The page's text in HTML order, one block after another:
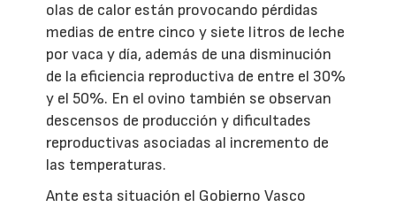
olas de calor están provocando pérdidas
medias de entre cinco y siete litros de leche
por vaca y día, además de una disminución
de la eficiencia reproductiva de entre el 30%
y el 50%. En el ovino también se observan
descensos de producción y dificultades
reproductivas asociadas al incremento de
las temperaturas.
Ante esta situación el Gobierno Vasco